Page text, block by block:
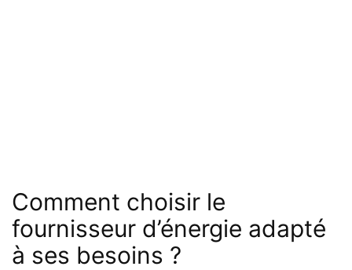
Comment choisir le
fournisseur d’énergie adapté
à ses besoins ?